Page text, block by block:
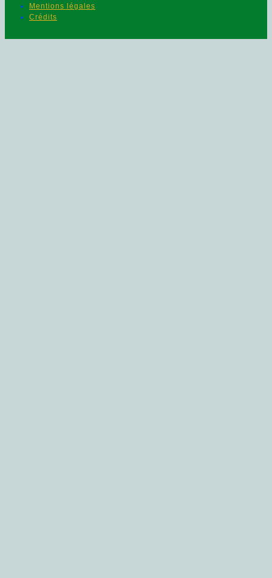
Mentions légales
Crédits